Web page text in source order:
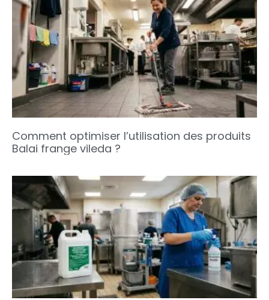
Comment optimiser l’utilisation des produits
Balai frange vileda ?